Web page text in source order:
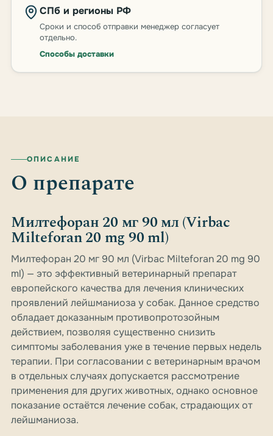
СПб и регионы РФ
Сроки и способ отправки менеджер согласует
отдельно.
Способы доставки
ОПИСАНИЕ
О препарате
Милтефоран 20 мг 90 мл (Virbac
Milteforan 20 mg 90 ml)
Милтефоран 20 мг 90 мл (Virbac Milteforan 20 mg 90
ml) — это эффективный ветеринарный препарат
европейского качества для лечения клинических
проявлений лейшманиоза у собак. Данное средство
обладает доказанным противопротозойным
действием, позволяя существенно снизить
симптомы заболевания уже в течение первых недель
терапии. При согласовании с ветеринарным врачом
в отдельных случаях допускается рассмотрение
применения для других животных, однако основное
показание остаётся лечение собак, страдающих от
лейшманиоза.